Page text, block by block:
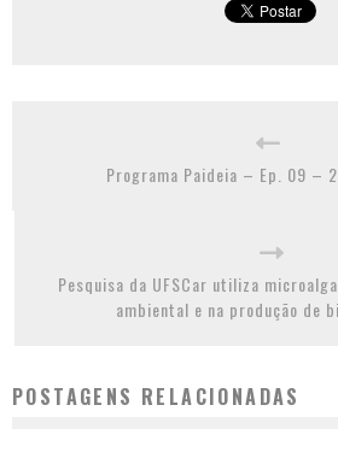
Programa Paideia – Ep. 09 –
Pesquisa da UFSCar utiliza
ambiental e na produção de
POSTAGENS RELACIONADAS